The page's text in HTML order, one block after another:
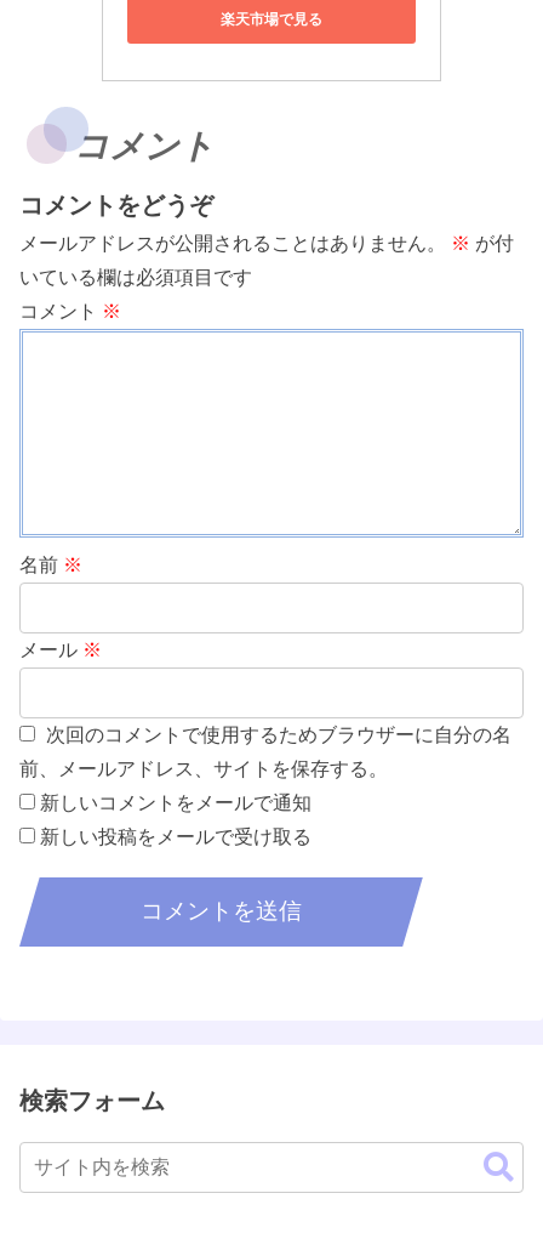
楽天市場で見る
コメント
コメントをどうぞ
メールアドレスが公開されることはありません。 ※ が付
いている欄は必須項目です
コメント ※
名前 ※
メール ※
次回のコメントで使用するためブラウザーに自分の名
前、メールアドレス、サイトを保存する。
新しいコメントをメールで通知
新しい投稿をメールで受け取る
検索フォーム